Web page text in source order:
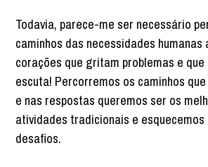
Todavia, parece-me ser necessário
caminhos das necessidades humanas
corações que gritam problemas e que
escuta! Percorremos os caminhos
e nas respostas queremos ser os
atividades tradicionais e esquecemos
desafios.